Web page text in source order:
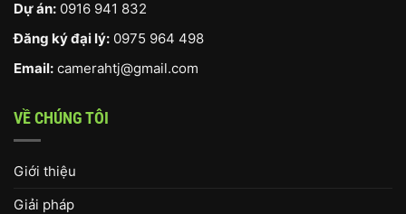
Dự án: 0916 941 832
Đăng ký đại lý: 0975 964 498
Email: camerahtj@gmail.com
VỀ CHÚNG TÔI
Giới thiệu
Giải pháp